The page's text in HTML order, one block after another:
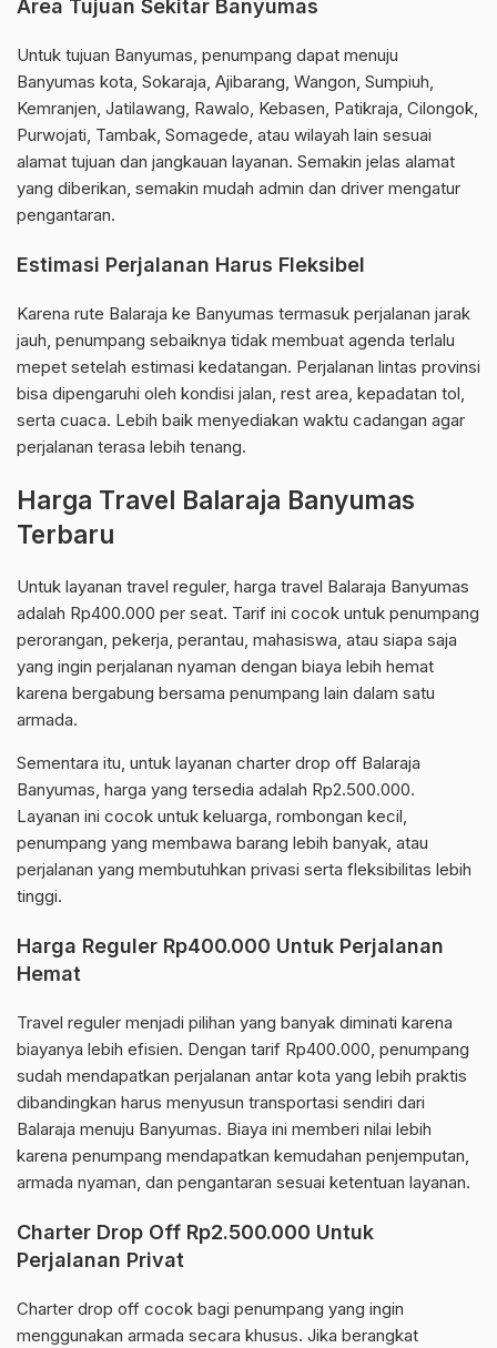
Area Tujuan Sekitar Banyumas
Untuk tujuan Banyumas, penumpang dapat menuju
Banyumas kota, Sokaraja, Ajibarang, Wangon, Sumpiuh,
Kemranjen, Jatilawang, Rawalo, Kebasen, Patikraja, Cilongok,
Purwojati, Tambak, Somagede, atau wilayah lain sesuai
alamat tujuan dan jangkauan layanan. Semakin jelas alamat
yang diberikan, semakin mudah admin dan driver mengatur
pengantaran.
Estimasi Perjalanan Harus Fleksibel
Karena rute Balaraja ke Banyumas termasuk perjalanan jarak
jauh, penumpang sebaiknya tidak membuat agenda terlalu
mepet setelah estimasi kedatangan. Perjalanan lintas provinsi
bisa dipengaruhi oleh kondisi jalan, rest area, kepadatan tol,
serta cuaca. Lebih baik menyediakan waktu cadangan agar
perjalanan terasa lebih tenang.
Harga Travel Balaraja Banyumas
Terbaru
Untuk layanan travel reguler, harga travel Balaraja Banyumas
adalah Rp400.000 per seat. Tarif ini cocok untuk penumpang
perorangan, pekerja, perantau, mahasiswa, atau siapa saja
yang ingin perjalanan nyaman dengan biaya lebih hemat
karena bergabung bersama penumpang lain dalam satu
armada.
Sementara itu, untuk layanan charter drop off Balaraja
Banyumas, harga yang tersedia adalah Rp2.500.000.
Layanan ini cocok untuk keluarga, rombongan kecil,
penumpang yang membawa barang lebih banyak, atau
perjalanan yang membutuhkan privasi serta fleksibilitas lebih
tinggi.
Harga Reguler Rp400.000 Untuk Perjalanan
Hemat
Travel reguler menjadi pilihan yang banyak diminati karena
biayanya lebih efisien. Dengan tarif Rp400.000, penumpang
sudah mendapatkan perjalanan antar kota yang lebih praktis
dibandingkan harus menyusun transportasi sendiri dari
Balaraja menuju Banyumas. Biaya ini memberi nilai lebih
karena penumpang mendapatkan kemudahan penjemputan,
armada nyaman, dan pengantaran sesuai ketentuan layanan.
Charter Drop Off Rp2.500.000 Untuk
Perjalanan Privat
Charter drop off cocok bagi penumpang yang ingin
menggunakan armada secara khusus. Jika berangkat